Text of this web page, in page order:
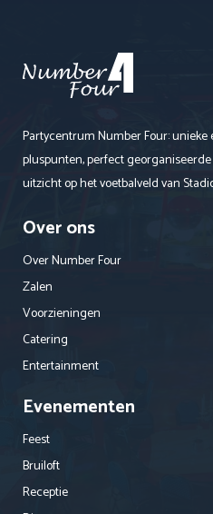
Partycentrum Number Four:
pluspunten, perfect
uitzicht op het voetbalveld van
Over ons
Over Number Four
Zalen
Voorzieningen
Catering
Entertainment
Evenementen
Feest
Bruiloft
Receptie